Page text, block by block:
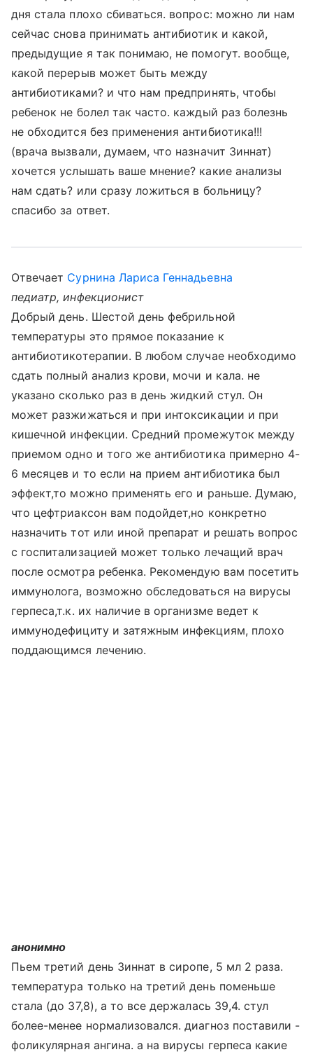
дня стала плохо сбиваться. вопрос: можно ли нам
сейчас снова принимать антибиотик и какой,
предыдущие я так понимаю, не помогут. вообще,
какой перерыв может быть между
антибиотиками? и что нам предпринять, чтобы
ребенок не болел так часто. каждый раз болезнь
не обходится без применения антибиотика!!!
(врача вызвали, думаем, что назначит Зиннат)
хочется услышать ваше мнение? какие анализы
нам сдать? или сразу ложиться в больницу?
спасибо за ответ.
Отвечает Сурнина Лариса Геннадьевна
педиатр, инфекционист
Добрый день. Шестой день фебрильной
температуры это прямое показание к
антибиотикотерапии. В любом случае необходимо
сдать полный анализ крови, мочи и кала. не
указано сколько раз в день жидкий стул. Он
может разжижаться и при интоксикации и при
кишечной инфекции. Средний промежуток между
приемом одно и того же антибиотика примерно 4-
6 месяцев и то если на прием антибиотика был
эффект,то можно применять его и раньше. Думаю,
что цефтриаксон вам подойдет,но конкретно
назначить тот или иной препарат и решать вопрос
с госпитализацией может только лечащий врач
после осмотра ребенка. Рекомендую вам посетить
иммунолога, возможно обследоваться на вирусы
герпеса,т.к. их наличие в организме ведет к
иммунодефициту и затяжным инфекциям, плохо
поддающимся лечению.
анонимно
Пьем третий день Зиннат в сиропе, 5 мл 2 раза.
температура только на третий день поменьше
стала (до 37,8), а то все держалась 39,4. стул
более-менее нормализовался. диагноз поставили -
фоликулярная ангина. а на вирусы герпеса какие